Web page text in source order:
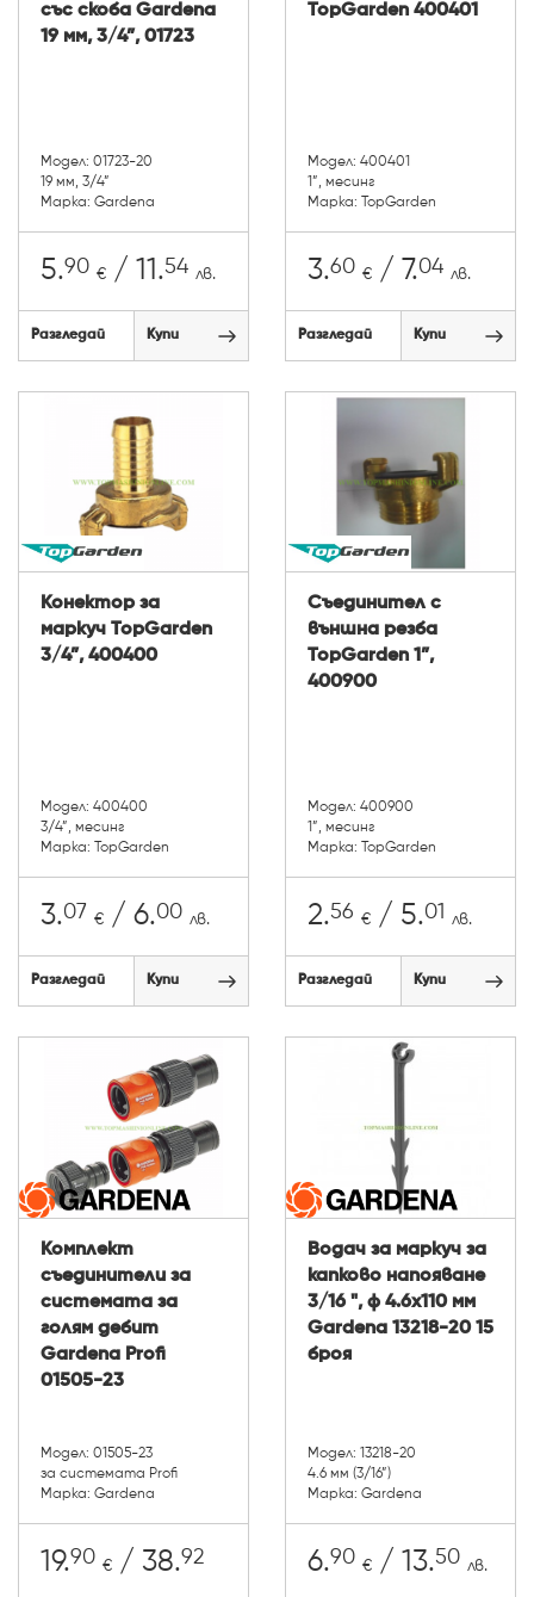
със скоба Gardena
19 мм, 3/4”, 01723
Модел: 01723-20
19 мм, 3/4”
Марка: Gardena
5.90 € / 11.54 лв.
Разгледай Купи
TopGarden 400401
Модел: 400401
1”, месинг
Марка: TopGarden
3.60 € / 7.04 лв.
Разгледай Купи
Конектор за
маркуч TopGarden
3/4”, 400400
Модел: 400400
3/4”, месинг
Марка: TopGarden
3.07 € / 6.00 лв.
Разгледай Купи
Съединител с
външна резба
TopGarden 1”,
400900
Модел: 400900
1”, месинг
Марка: TopGarden
2.56 € / 5.01 лв.
Разгледай Купи
Комплект
съединители за
системата за
голям дебит
Gardena Profi
01505-23
Модел: 01505-23
за системата Profi
Марка: Gardena
19.90 € / 38.92
Водач за маркуч за
капково напояване
3/16 ", ф 4.6х110 мм
Gardena 13218-20 15
броя
Модел: 13218-20
4.6 мм (3/16”)
Марка: Gardena
6.90 € / 13.50 лв.